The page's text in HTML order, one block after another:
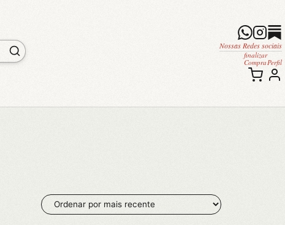
Nossas Redes sociais
finalizar
Compra Perfil